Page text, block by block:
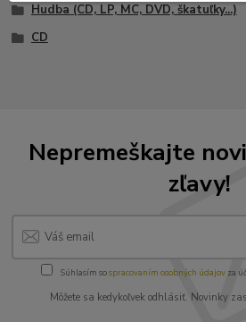
Hudba (CD, LP, MC, DVD, škatuľky...)
CD
Nepremeškajte
zľavy!
Súhlasím sospracovaním osobných údajov za
Môžete sa kedykoľvek odhlásiť. Novinky